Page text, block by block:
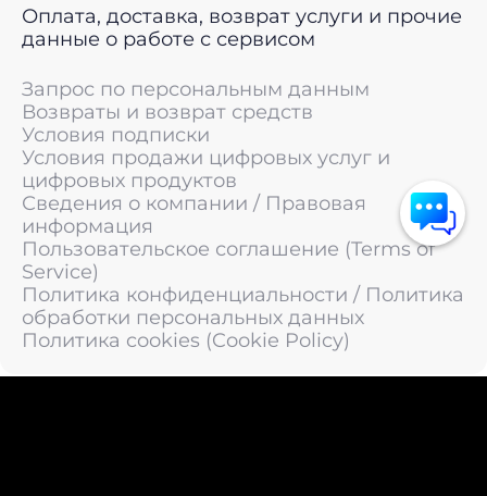
Оплата, доставка, возврат услуги и прочие
данные о работе с сервисом
Запрос по персональным данным
Возвраты и возврат средств
Условия подписки
Условия продажи цифровых услуг и
цифровых продуктов
Сведения о компании / Правовая
информация
Пользовательское соглашение (Terms of
Service)
Политика конфиденциальности / Политика
обработки персональных данных
Политика cookies (Cookie Policy)